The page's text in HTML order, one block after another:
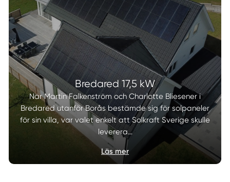
Bredared 17,5 kW
När Martin Falkenström och Charlotte Bliesener i
Bredared utanför Borås bestämde sig för solpaneler
för sin villa, var valet enkelt att Solkraft Sverige skulle
leverera…
Läs mer